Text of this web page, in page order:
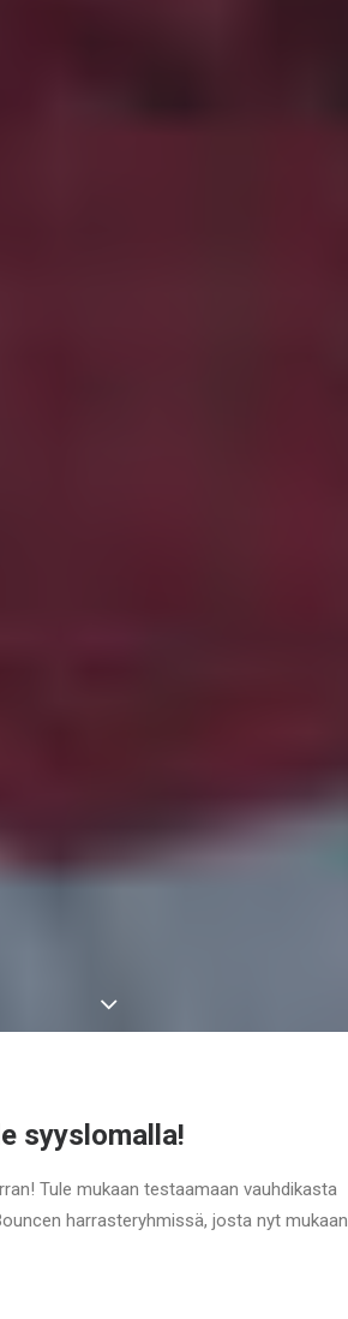
syyslomalla!
Tule mukaan testaamaan vauhdikasta
harrasteryhmissä, josta nyt mukaan